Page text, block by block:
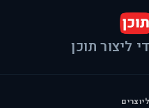
ליצור תוכן
ליוצרים